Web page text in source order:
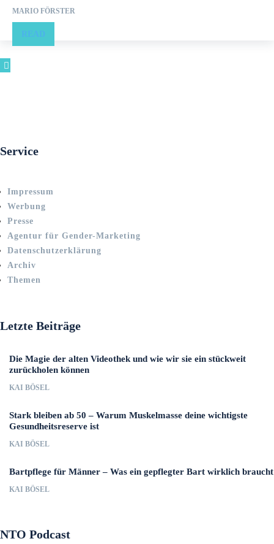
MARIO FÖRSTER
READ
Service
Impressum
Werbung
Presse
Agentur für Gender-Marketing
Datenschutzerklärung
Archiv
Themen
Letzte Beiträge
Die Magie der alten Videothek und wie wir sie ein stückweit
zurückholen können
KAI BÖSEL
Stark bleiben ab 50 – Warum Muskelmasse deine wichtigste
Gesundheitsreserve ist
KAI BÖSEL
Bartpflege für Männer – Was ein gepflegter Bart wirklich braucht
KAI BÖSEL
NTO Podcast